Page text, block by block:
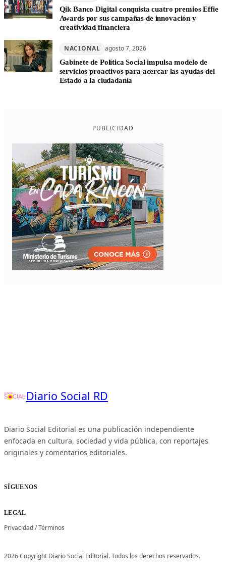
Qik Banco Digital conquista cuatro premios Effie
Awards por sus campañas de innovación y
creatividad financiera
NACIONAL agosto 7, 2026
Gabinete de Política Social impulsa modelo de
servicios proactivos para acercar las ayudas del
Estado a la ciudadanía
PUBLICIDAD
Diario Social RD
Diario Social Editorial es una publicación independiente
enfocada en cultura, sociedad y vida pública, con reportajes
originales y comentarios editoriales.
SÍGUENOS
LEGAL
Privacidad/Términos
2026 Copyright Diario Social Editorial. Todos los derechos reservados.